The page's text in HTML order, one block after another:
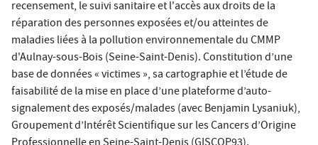
recensement, le suivi sanitaire et l'accès aux droits de la
réparation des personnes exposées et/ou atteintes de
maladies liées à la pollution environnementale du CMMP
d'Aulnay-sous-Bois (Seine-Saint-Denis). Constitution d’une
base de données « victimes », sa cartographie et l’étude de
faisabilité de la mise en place d’une plateforme d’auto-
signalement des exposés/malades (avec Benjamin Lysaniuk),
Groupement d’Intérêt Scientifique sur les Cancers d’Origine